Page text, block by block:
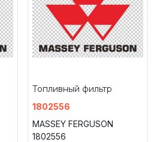
Топливный фильтр
1802556
MASSEY FERGUSON
1802556